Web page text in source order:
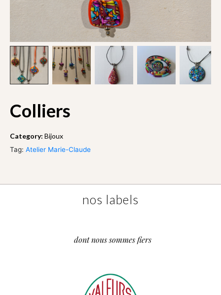
Colliers
Category: Bijoux
Tag: Atelier Marie-Claude
nos labels
dont nous sommes fiers